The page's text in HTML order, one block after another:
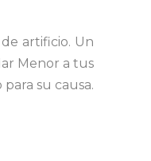
artificio. Un
Menor a tus
su causa.